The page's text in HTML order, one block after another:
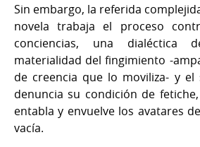
Sin embargo, la referida
novela trabaja el proceso
conciencias, una dialéctica
materialidad del fingimiento -
de creencia que lo moviliza- y
denuncia su condición de
entabla y envuelve los avatares
vacía.